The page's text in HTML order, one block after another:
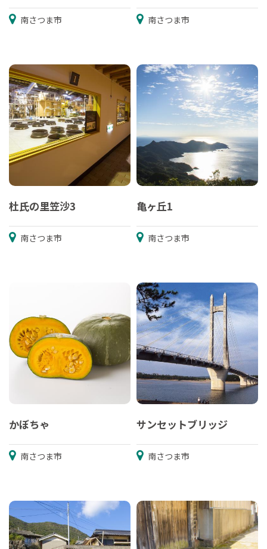
南さつま市 南さつま市
杜氏の里笠沙3
南さつま市
亀ヶ丘1
南さつま市
かぼちゃ
南さつま市
サンセットブリッジ
南さつま市